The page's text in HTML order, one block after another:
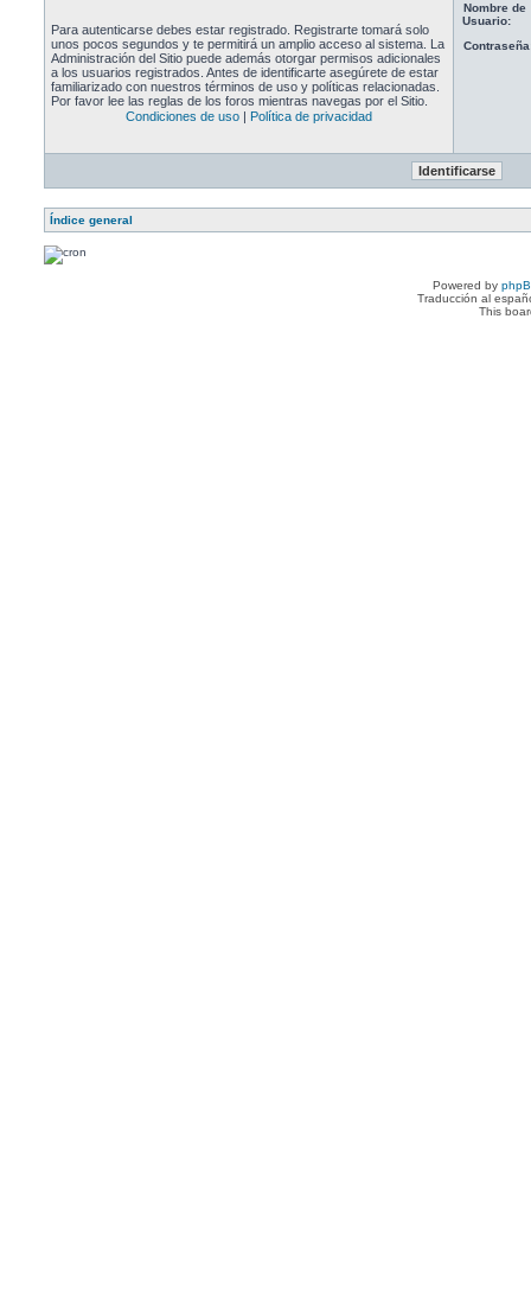
Para autenticarse debes estar registrado. Registrarte tomará solo
unos pocos segundos y te permitirá un amplio acceso al sistema. La
Administración del Sitio puede además otorgar permisos adicionales
a los usuarios registrados. Antes de identificarte asegúrete de estar
familiarizado con nuestros términos de uso y políticas relacionadas.
Por favor lee las reglas de los foros mientras navegas por el Sitio.
Condiciones de uso | Política de privacidad
Nombre de
Usuario:
Índice general
Powered by
Traducción al
This